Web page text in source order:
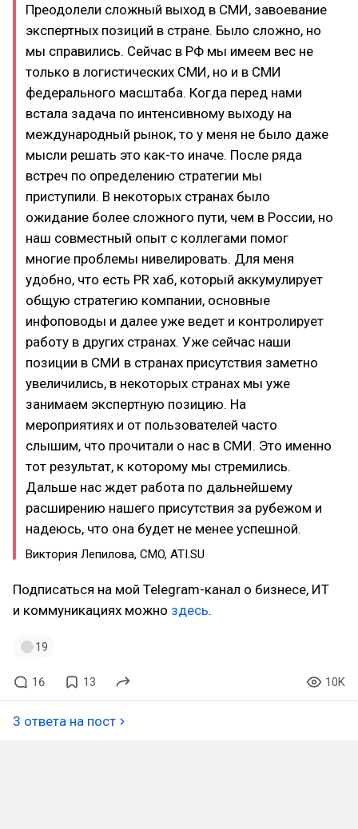
Преодолели сложный выход в СМИ, завоевание
экспертных позиций в стране. Было сложно, но
мы справились. Сейчас в РФ мы имеем вес не
только в логистических СМИ, но и в СМИ
федерального масштаба. Когда перед нами
встала задача по интенсивному выходу на
международный рынок, то у меня не было даже
мысли решать это как-то иначе. После ряда
встреч по определению стратегии мы
приступили. В некоторых странах было
ожидание более сложного пути, чем в России, но
наш совместный опыт с коллегами помог
многие проблемы нивелировать. Для меня
удобно, что есть PR хаб, который аккумулирует
общую стратегию компании, основные
инфоповоды и далее уже ведет и контролирует
работу в других странах. Уже сейчас наши
позиции в СМИ в странах присутствия заметно
увеличились, в некоторых странах мы уже
занимаем экспертную позицию. На
мероприятиях и от пользователей часто
слышим, что прочитали о нас в СМИ. Это именно
тот результат, к которому мы стремились.
Дальше нас ждет работа по дальнейшему
расширению нашего присутствия за рубежом и
надеюсь, что она будет не менее успешной.
Виктория Лепилова, CMO, ATI.SU
Подписаться на мой Telegram-канал о бизнесе, ИТ
и коммуникациях можно здесь.
19
16 13 10K
3 ответа на пост